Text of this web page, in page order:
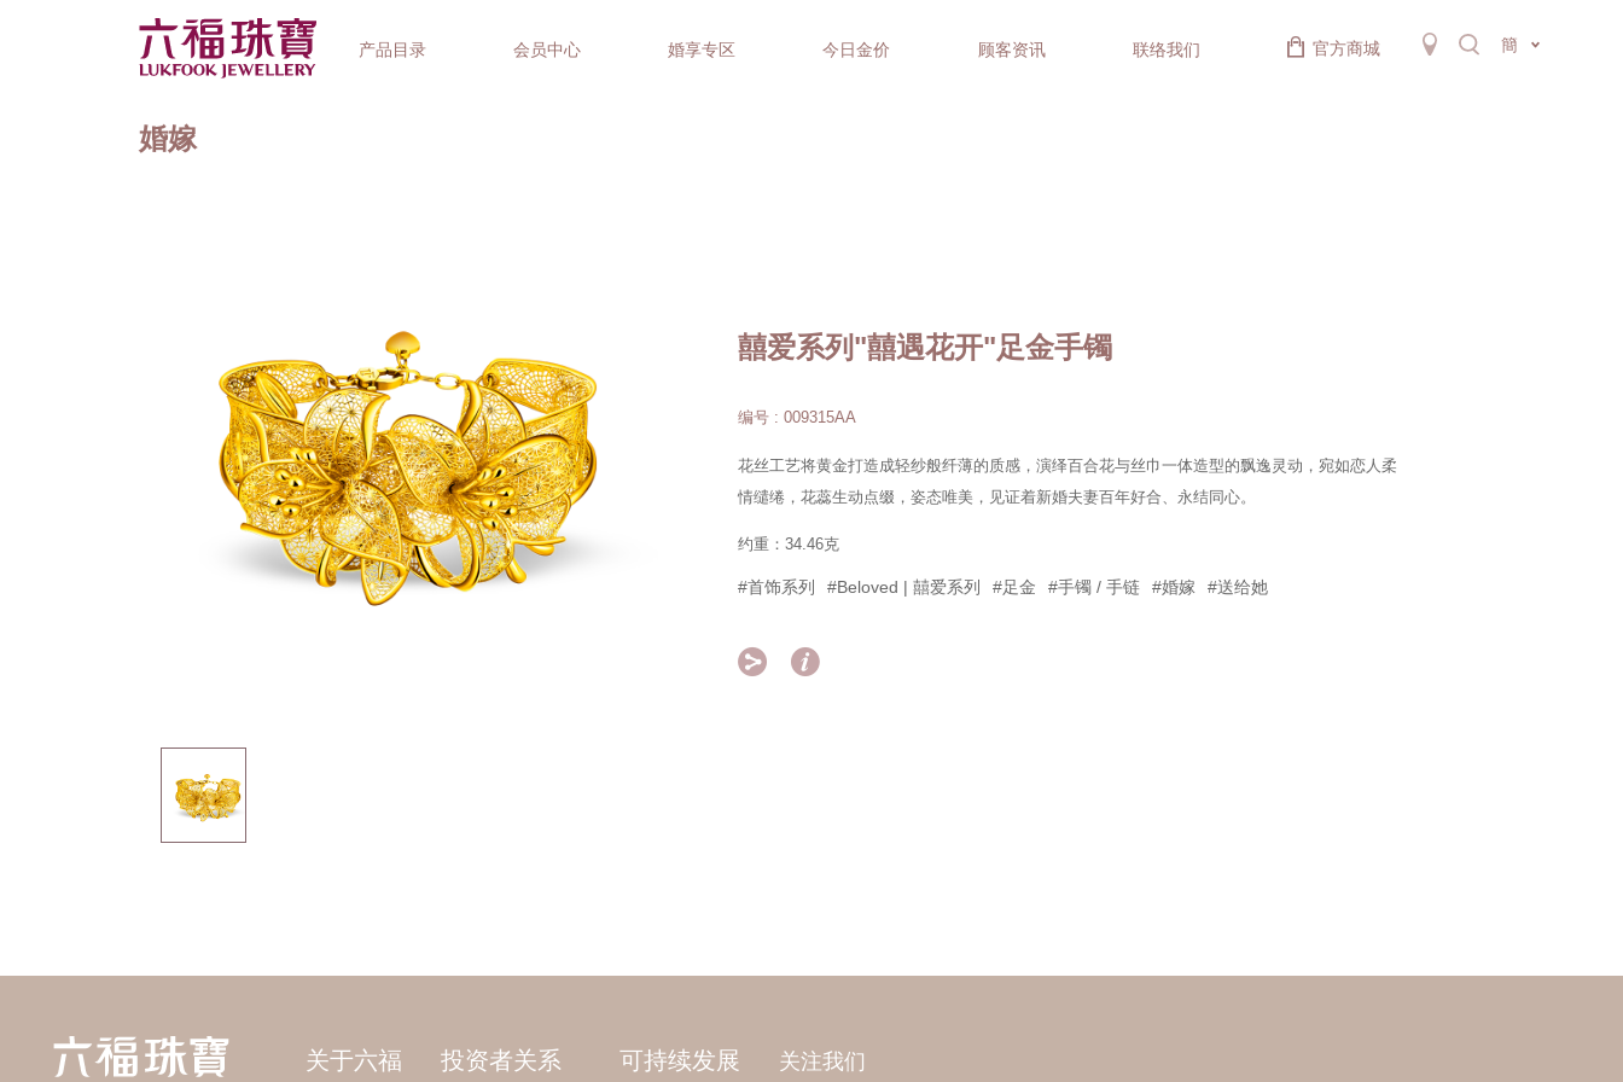
产品目录 会员中心 婚享专区 今日金价 顾客资讯 联络我们 官方商城 簡
婚嫁
囍爱系列"囍遇花开"足金手镯
编号 : 009315AA
花丝工艺将黄金打造成轻纱般纤薄的质感，演绎百合花与丝巾一体造型的飘逸灵动，宛如恋人柔
情缱绻，花蕊生动点缀，姿态唯美，见证着新婚夫妻百年好合、永结同心。
约重：34.46克
#首饰系列 #Beloved | 囍爱系列 #足金 #手镯 / 手链 #婚嫁 #送给她
 
关于六福 投资者关系 可持续发展 关注我们